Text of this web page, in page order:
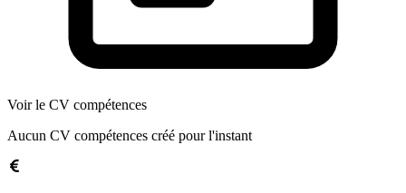
Voir le CV compétences
Aucun CV compétences créé pour l'instant